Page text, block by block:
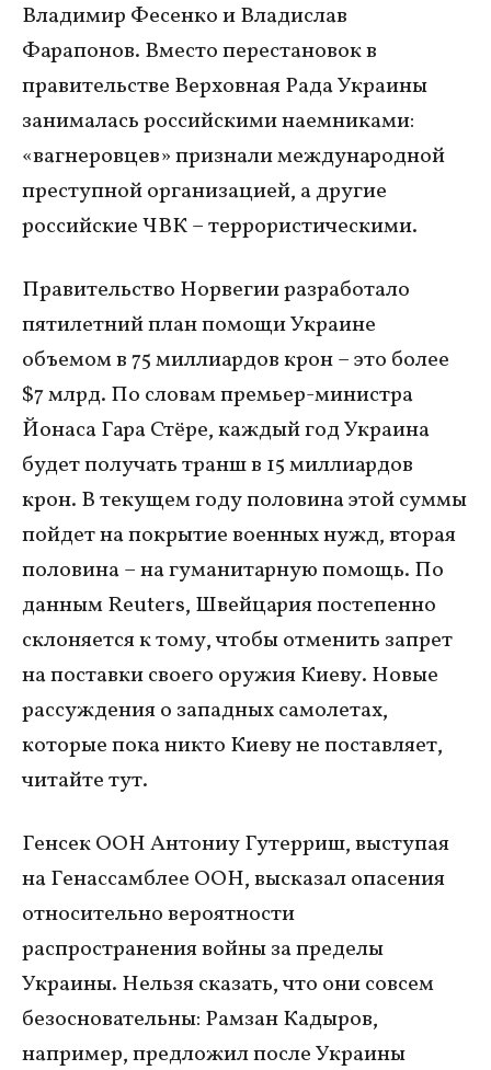
Владимир Фесенко и Владислав
Фарапонов. Вместо перестановок в
правительстве Верховная Рада Украины
занималась российскими наемниками:
«вагнеровцев» признали международной
преступной организацией, а другие
российские ЧВК – террористическими.
Правительство Норвегии разработало
пятилетний план помощи Украине
объемом в 75 миллиардов крон – это более
$7 млрд. По словам премьер-министра
Йонаса Гара Стёре, каждый год Украина
будет получать транш в 15 миллиардов
крон. В текущем году половина этой суммы
пойдет на покрытие военных нужд, вторая
половина – на гуманитарную помощь. По
данным Reuters, Швейцария постепенно
склоняется к тому, чтобы отменить запрет
на поставки своего оружия Киеву. Новые
рассуждения о западных самолетах,
которые пока никто Киеву не поставляет,
читайте тут.
Генсек ООН Антониу Гутерриш, выступая
на Генассамблее ООН, высказал опасения
относительно вероятности
распространения войны за пределы
Украины. Нельзя сказать, что они совсем
безосновательны: Рамзан Кадыров,
например, предложил после Украины